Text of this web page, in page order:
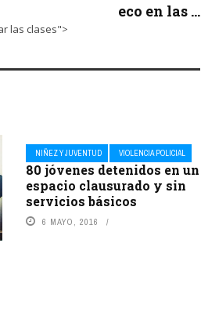
eco en las ...
las clases">
NIÑEZ Y JUVENTUD VIOLENCIA POLICIAL
80 jóvenes detenidos en un
espacio clausurado y sin
servicios básicos
6 MAYO, 2016